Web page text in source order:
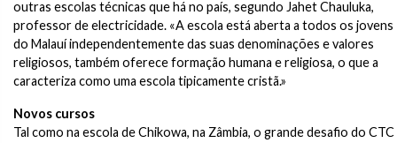
outras escolas técnicas que há no país, segundo Jahet Chauluka,
professor de electricidade. «A escola está aberta a todos os jovens
do Malauí independentemente das suas denominações e valores
religiosos, também oferece formação humana e religiosa, o que a
caracteriza como uma escola tipicamente cristã.»
Novos cursos
Tal como na escola de Chikowa, na Zâmbia, o grande desafio do CTC